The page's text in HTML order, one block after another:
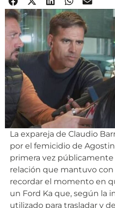
La expareja de Claudio
por el femicidio de
primera vez
relación que mantuvo con
recordar el momento en
un Ford Ka que, según la
utilizado para trasladar y